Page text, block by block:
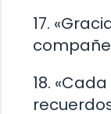
17.
18.